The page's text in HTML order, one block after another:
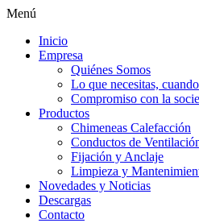
Menú
Inicio
Empresa
Quiénes Somos
Lo que necesitas,
Compromiso con la
Productos
Chimeneas Calefacción
Conductos de
Fijación y Anclaje
Limpieza y
Novedades y Noticias
Descargas
Contacto